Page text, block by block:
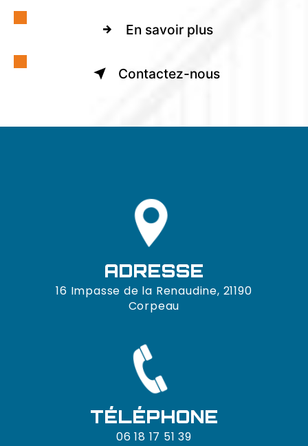
En savoir plus
Contactez-nous
ADRESSE
16 Impasse de la Renaudine, 21190
Corpeau
TÉLÉPHONE
06 18 17 51 39